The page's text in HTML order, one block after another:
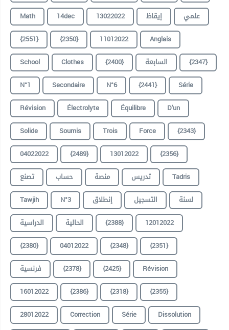
Math
14dec 13022022 إيقاظ
علمي
{2551}
{2350} 11012022
Anglais
School
Clothes {2400} السابعة
{2347}
N°1
Secondaire N°6 {2441}
Série
Révision
Électrolyte Équilibre
D'un
Solide
Soumis Trois Force
{2343}
04022022
{2489} 13012022
{2356}
تصنع
حساب منصة تدريس
Tadris
Tawjih
N°3 إنطلاق التسجيل
لسنة
الدراسية
الحالية {2388}
12012022
{2380}
04012022 {2348}
{2351}
فرنسية
{2378} {2425}
Révision
16012022
{2386} {2318}
{2355}
28012022
Correction Série
Dissolution